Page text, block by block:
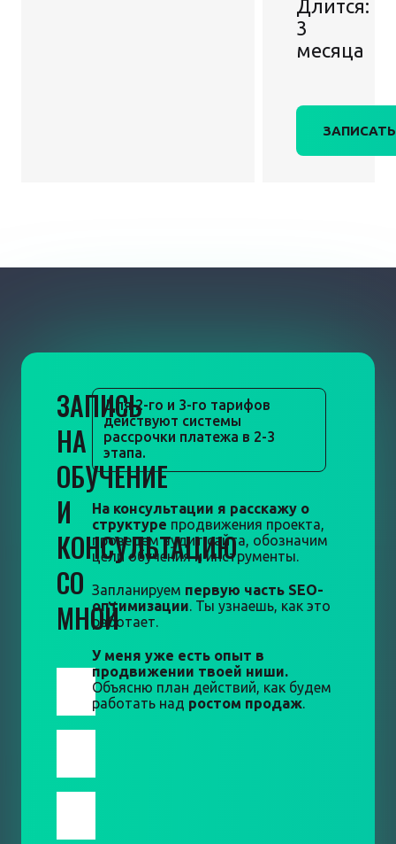
Длится:
3
месяца
ЗАПИСЬ
НА
ОБУЧЕНИЕ
И
КОНСУЛЬТАЦИЮ
СО
МНОЙ
Для 2-го и 3-го тарифов
действуют системы
рассрочки платежа в 2-3
этапа.
На консультации я расскажу о
структуре продвижения проекта,
проведем аудит сайта, обозначим
цели обучения и инструменты.
Запланируем первую часть SEO-
оптимизации. Ты узнаешь, как это
работает.
У меня уже есть опыт в
продвижении твоей ниши.
Объясню план действий, как будем
работать над ростом продаж.